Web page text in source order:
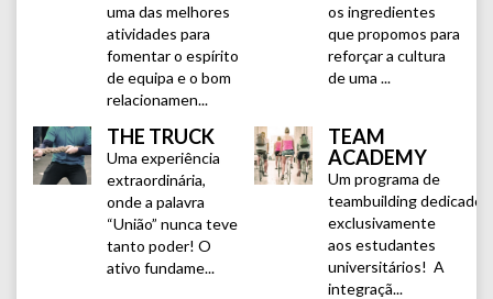
uma das melhores
atividades para
fomentar o espírito
de equipa e o bom
relacionamen...
os ingredientes
que propomos para
reforçar a cultura
de uma ...
THE TRUCK
Uma experiência
extraordinária,
onde a palavra
“União” nunca teve
tanto poder! O
ativo fundame...
TEAM
ACADEMY
Um programa de
teambuilding dedicado
exclusivamente
aos estudantes
universitários! A
integraçã...